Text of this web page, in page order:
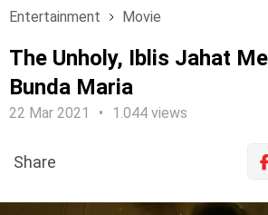
Entertainment Movie
The Unholy, Iblis Jahat
Bunda Maria
22 Mar 2021 1.044 views
Share